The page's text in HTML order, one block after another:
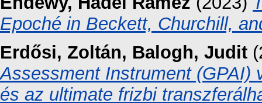
Epoché in Beckett, Churchill,
Erdősi, Zoltán, Balogh, Judit
Assessment Instrument (GPAI)
és az ultimate frizbi